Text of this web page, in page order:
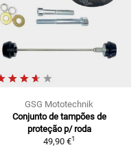
GSG Mototechnik
Conjunto de tampões de
proteção p/ roda
49,90 €1